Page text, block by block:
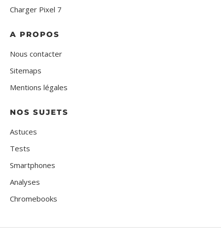
Charger Pixel 7
A PROPOS
Nous contacter
Sitemaps
Mentions légales
NOS SUJETS
Astuces
Tests
Smartphones
Analyses
Chromebooks